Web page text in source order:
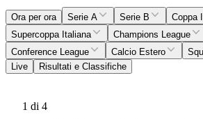
Ora per ora Serie A Serie B
Coppa
Supercoppa Italiana
Champions League
Conference League
Calcio Estero
Live
Risultati e Classifiche
1 di 4